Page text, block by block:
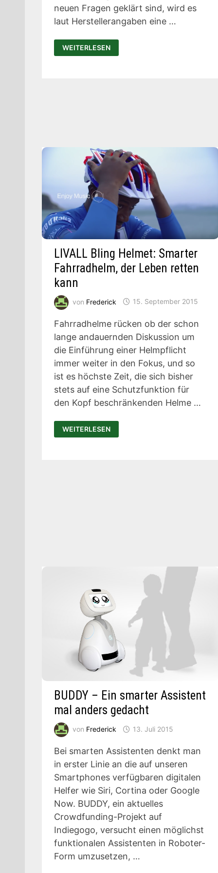
neuen Fragen geklärt sind, wird es
laut Herstellerangaben eine …
[UPDATE]
GRASP
LOCK:
WEITERLESEN
LIVALL Bling Helmet: Smarter
Fahrradhelm, der Leben retten
kann
von Frederick 15. September 2015
Fahrradhelme rücken ob der schon
lange andauernden Diskussion um
die Einführung einer Helmpflicht
immer weiter in den Fokus, und so
ist es höchste Zeit, die sich bisher
stets auf eine Schutzfunktion für
den Kopf beschränkenden Helme …
LIVALL
BLING
HELMET:
WEITERLESEN
BUDDY – Ein smarter Assistent
mal anders gedacht
von Frederick 13. Juli 2015
Bei smarten Assistenten denkt man
in erster Linie an die auf unseren
Smartphones verfügbaren digitalen
Helfer wie Siri, Cortina oder Google
Now. BUDDY, ein aktuelles
Crowdfunding-Projekt auf
Indiegogo, versucht einen möglichst
funktionalen Assistenten in Roboter-
Form umzusetzen, …